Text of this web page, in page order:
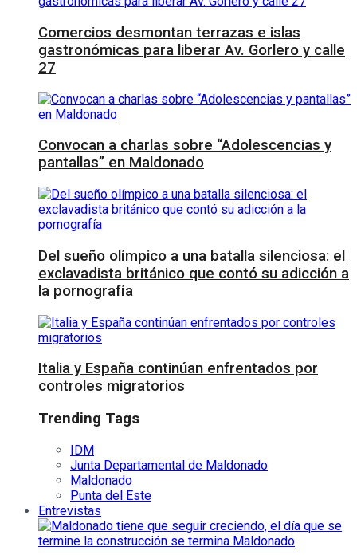
Comercios desmontan terrazas e islas
gastronómicas para liberar Av. Gorlero y calle
27
Convocan a charlas sobre “Adolescencias y
pantallas” en Maldonado
Del sueño olímpico a una batalla silenciosa: el
exclavadista británico que contó su adicción a
la pornografía
Italia y España continúan enfrentados por
controles migratorios
Trending Tags
IDM
Junta Departamental de Maldonado
Maldonado
Punta del Este
Entrevistas